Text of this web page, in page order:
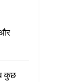
कुछ